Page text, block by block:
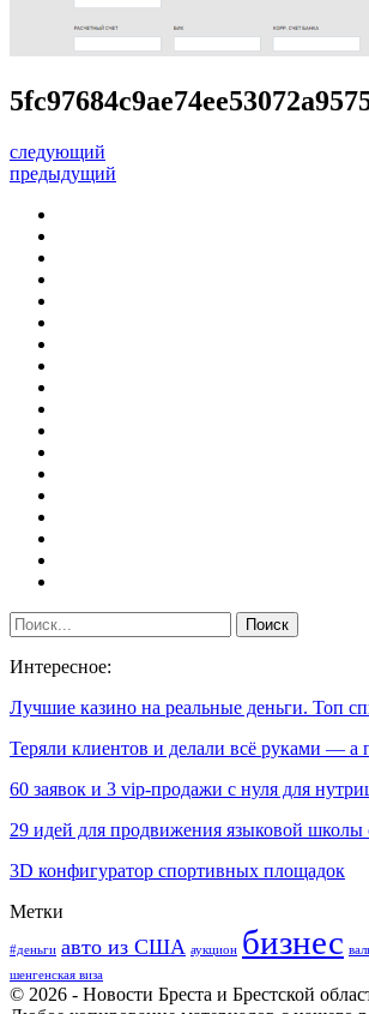
следующий
предыдущий
Интересное:
Лучшие казино на реальные деньги. Топ
Теряли клиентов и делали всё руками —
60 заявок и 3 vip-продажи с нуля для
29 идей для продвижения языковой школы
3D конфигуратор спортивных площадок
Метки
#деньги авто из США аукцион бизнес
шенгенская виза
© 2026 - Новости Бреста и Брестской